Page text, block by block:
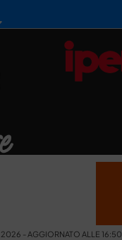
- AGGIORNATO ALLE 16:50